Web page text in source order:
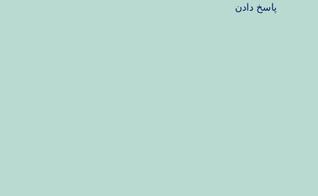
پاسخ دادن